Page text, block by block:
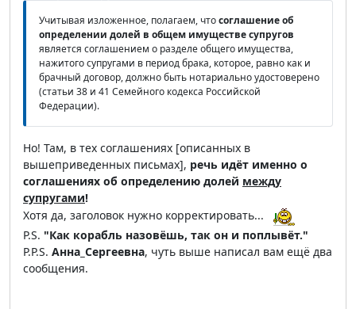
Учитывая изложенное, полагаем, чтосоглашение об
определении долей в общем имуществе супругов
является соглашением о разделе общего имущества,
нажитого супругами в период брака, которое, равно как и
брачный договор, должно быть нотариально удостоверено
(статьи 38 и 41 Семейного кодекса Российской
Федерации).
Но! Там, в тех соглашениях [описанных в
вышеприведенных письмах], речь идёт именно о
соглашениях об определению долей между
супругами!
Хотя да, заголовок нужно корректировать...
P.S. "Как корабль назовёшь, так он и поплывёт."
P.P.S. Анна_Сергеевна, чуть выше написал вам ещё два
сообщения.